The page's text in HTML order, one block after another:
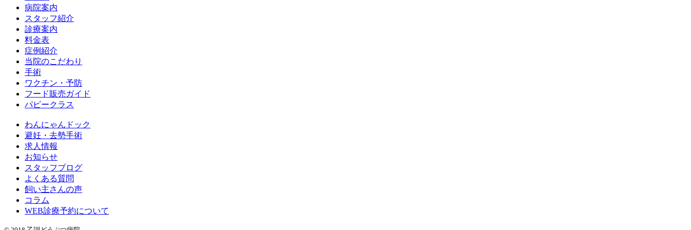
病院案内
スタッフ紹介
診療案内
料金表
症例紹介
当院のこだわり
手術
ワクチン・予防
フード販売ガイド
パピークラス
わんにゃんドック
避妊・去勢手術
求人情報
お知らせ
スタッフブログ
よくある質問
飼い主さんの声
コラム
WEB診療予約について